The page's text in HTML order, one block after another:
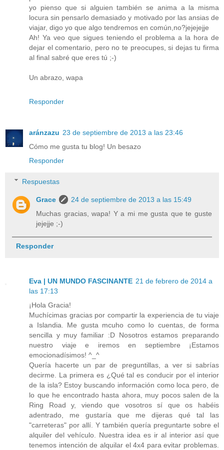
yo pienso que si alguien también se anima a la misma
locura sin pensarlo demasiado y motivado por las ansias de
viajar, digo yo que algo tendremos en común,no?jejejejje
Ah! Ya veo que sigues teniendo el problema a la hora de
dejar el comentario, pero no te preocupes, si dejas tu firma
al final sabré que eres tú ;-)
Un abrazo, wapa
Responder
aránzazu 23 de septiembre de 2013 a las 23:46
Cómo me gusta tu blog! Un besazo
Responder
Respuestas
Grace
24 de septiembre de 2013 a las 15:49
Muchas gracias, wapa! Y a mi me gusta que te guste
jejejje ;-)
Responder
Eva | UN MUNDO FASCINANTE 21 de febrero de 2014 a
las 17:13
¡Hola Gracia!
Muchícimas gracias por compartir la experiencia de tu viaje
a Islandia. Me gusta mcuho como lo cuentas, de forma
sencilla y muy familiar :D Nosotros estamos preparando
nuestro viaje e iremos en septiembre ¡Estamos
emocionadísimos! ^_^
Quería hacerte un par de preguntillas, a ver si sabrías
decirme. La primera es ¿Qué tal es conducir por el interior
de la isla? Estoy buscando información como loca pero, de
lo que he encontrado hasta ahora, muy pocos salen de la
Ring Road y, viendo que vosotros sí que os habéis
adentrado, me gustaría que me dijeras qué tal las
"carreteras" por allí. Y también quería preguntarte sobre el
alquiler del vehículo. Nuestra idea es ir al interior así que
tenemos intención de alquilar el 4x4 para evitar problemas.